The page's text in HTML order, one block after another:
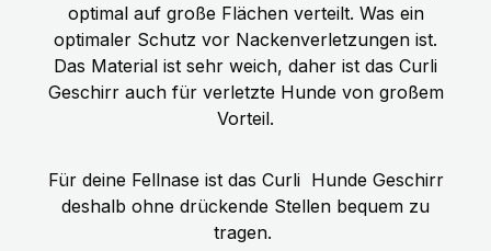
optimal auf große Flächen verteilt. Was ein
optimaler Schutz vor Nackenverletzungen ist.
Das Material ist sehr weich, daher ist das Curli
Geschirr auch für verletzte Hunde von großem
Vorteil.
Für deine Fellnase ist das Curli Hunde Geschirr
deshalb ohne drückende Stellen bequem zu
tragen.